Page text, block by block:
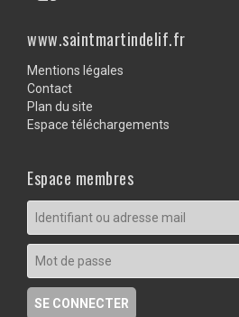
www.saintmartindelif.fr
Mentions légales
Contact
Plan du site
Espace téléchargements
Espace membres